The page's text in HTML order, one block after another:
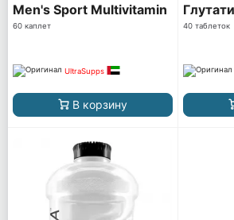
Men's Sport Multivitamin
60 каплет
UltraSupps
В корзину
40 таблеток